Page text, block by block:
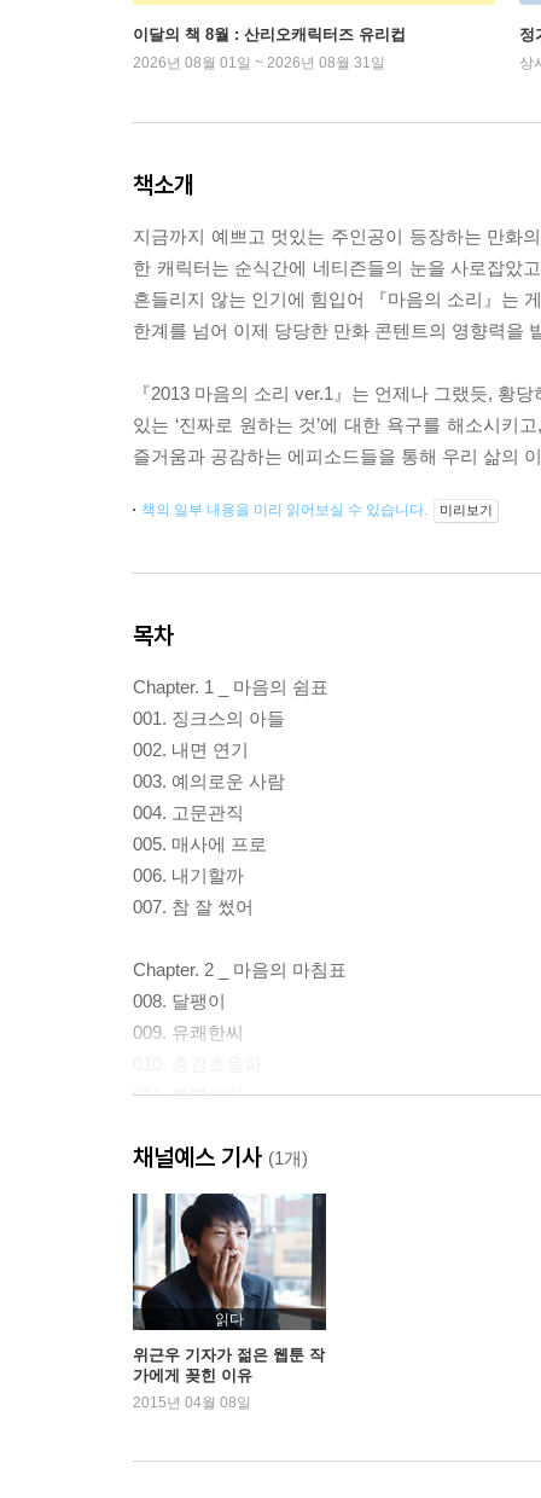
이달의 책 8월 : 산리오캐릭터즈 유리컵
2026년 08월 01일 ~ 2026년 08월 31일
정
상
책소개
지금까지 예쁘고 멋있는 주인공이 등장하는 만화
한 캐릭터는 순식간에 네티즌들의 눈을 사로잡았
흔들리지 않는 인기에 힘입어 『마음의 소리』는
한계를 넘어 이제 당당한 만화 콘텐트의 영향력을
『2013 마음의 소리 ver.1』는 언제나 그랬듯, 황
있는 ‘진짜로 원하는 것’에 대한 욕구를 해소시
즐거움과 공감하는 에피소드들을 통해 우리 삶의
책의 일부 내용을 미리 읽어보실 수 있습니다. 미리보기
목차
Chapter. 1 _ 마음의 쉼표
001. 징크스의 아들
002. 내면 연기
003. 예의로운 사람
004. 고문관직
005. 매사에 프로
006. 내기할까
007. 참 잘 썼어
Chapter. 2 _ 마음의 마침표
008. 달팽이
009. 유쾌한씨
011. 별명이다
013. 개미용
014. 새해 다짐 어디까지 왔지
015. 500화 기념 작가 털이
Chapter. 3 _ 마음의 물음표
016. 누구지
017. 두려움으로 모르는 조석
018. 조석의 정치
019. 함정에 빠진 것 같다
채널예스 기사 (1개)
읽다
위근우 기자가 젊은 웹툰 작
가에게 꽂힌 이유
2015년 04월 08일